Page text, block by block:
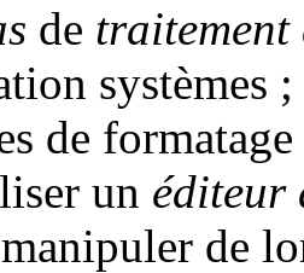
de traitement
systèmes
de
un éditeur
de